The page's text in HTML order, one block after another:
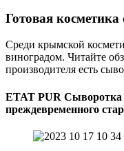
Готовая косметика
Среди крымской
виноградом. Читайте
производителя есть
ETAT PUR Сыворотка
преждевременного